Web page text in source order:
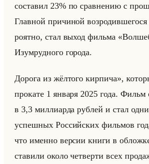
со­ста­вил 23% по срав­не­нию с
Глав­ной при­чи­ной
ро­ят­но, стал выход фильма
Изумрудного города.
Дорога из жёлтого кирпича»,
про­ка­те 1 ян­ва­ря 2025 года. Фильм
в 3,3 мил­ли­ар­да руб­лей и стал
успеш­ных Рос­сийских фильмов
что имен­но вер­сии книги в
ста­ви­ли около чет­вер­ти всех